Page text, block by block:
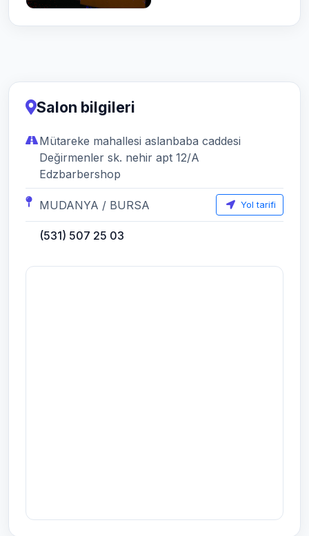
Salon bilgileri
Mütareke mahallesi aslanbaba caddesi
Değirmenler sk. nehir apt 12/A
Edzbarbershop
MUDANYA / BURSA Yol tarifi
(531) 507 25 03